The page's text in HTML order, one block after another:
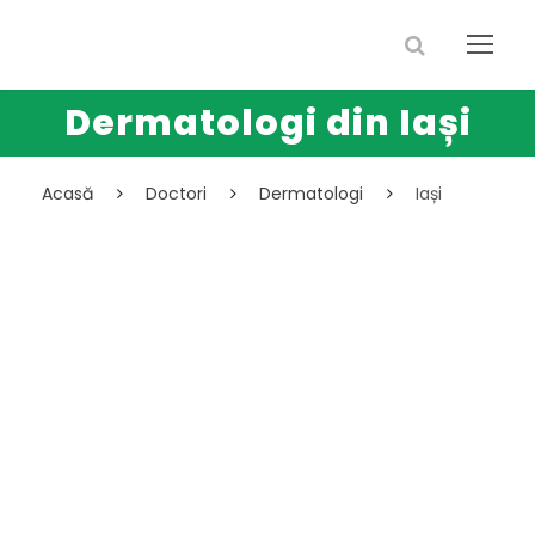
Dermatologi din Iași
Acasă Doctori Dermatologi Iași